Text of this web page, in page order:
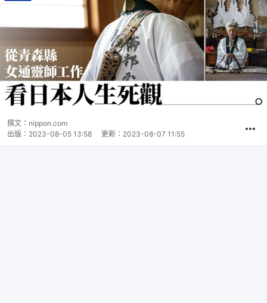
撰文： nippon.com
出版： 2023-08-05 13:58 更新： 2023-08-07 11:55